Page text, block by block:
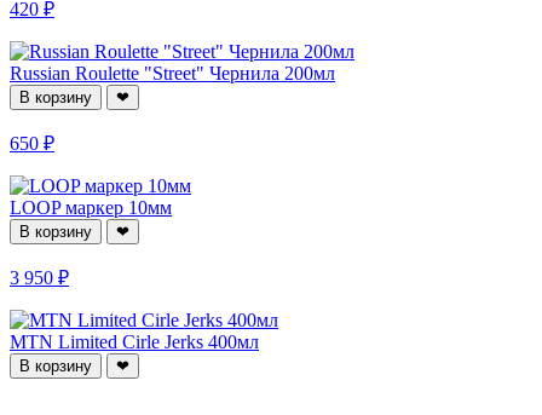
420 ₽
Russian Roulette "Street" Чернила 200мл
В корзину ❤
650 ₽
LOOP маркер 10мм
В корзину ❤
3 950 ₽
MTN Limited Cirle Jerks 400мл
В корзину ❤